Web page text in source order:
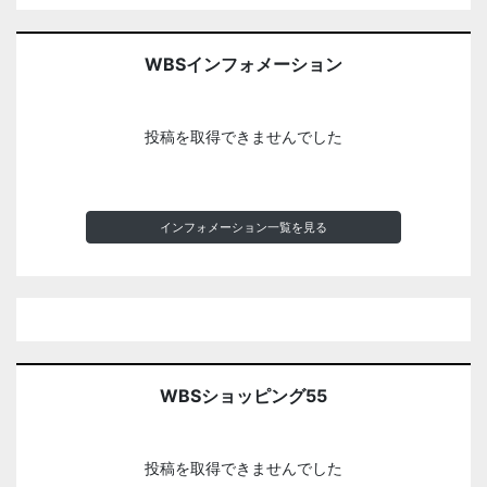
WBSインフォメーション
投稿を取得できませんでした
インフォメーション一覧を見る
WBSショッピング55
投稿を取得できませんでした